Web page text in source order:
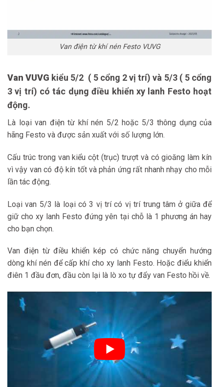
Van điện từ khí nén Festo VUVG
Van VUVG kiểu 5/2 ( 5 cổng 2 vị trí) và 5/3 ( 5 cổng
3 vị trí) có tác dụng điều khiển xy lanh Festo hoạt
động.
Là loại van điện từ khí nén 5/2 hoặc 5/3 thông dụng của
hãng Festo và được sản xuất với số lượng lớn.
Cấu trúc trong van kiểu cột (trục) trượt và có gioăng làm kín
vì vậy van có độ kín tốt và phản ứng rất nhanh nhạy cho mỗi
lần tác động.
Loại van 5/3 là loại có 3 vị trí có vị trí trung tâm ở giữa để
giữ cho xy lanh Festo đứng yên tại chỗ là 1 phương án hay
cho bạn chọn.
Van điện từ điều khiển kép có chức năng chuyển hướng
dòng khí nén để cấp khí cho xy lanh Festo. Hoặc điểu khiển
điên 1 đầu đơn, đầu còn lại là lò xo tự đẩy van Festo hồi về.